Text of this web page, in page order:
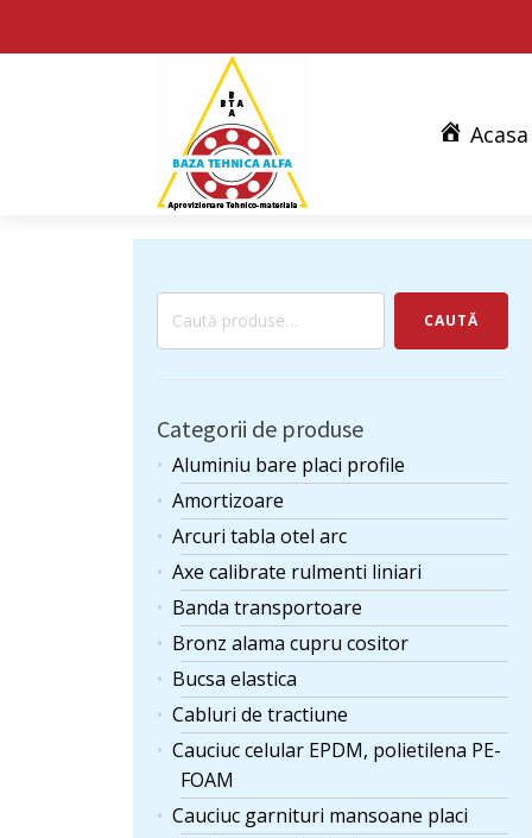
Acasa
Caută
CAUTĂ
Categorii de produse
Aluminiu bare placi profile
Amortizoare
Arcuri tabla otel arc
Axe calibrate rulmenti liniari
Banda transportoare
Bronz alama cupru cositor
Bucsa elastica
Cabluri de tractiune
Cauciuc celular EPDM, polietilena PE-
FOAM
Cauciuc garnituri mansoane placi